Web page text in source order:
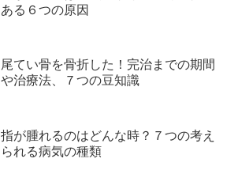
ある６つの原因
尾てい骨を骨折した！完治までの期間
や治療法、７つの豆知識
指が腫れるのはどんな時？７つの考え
られる病気の種類